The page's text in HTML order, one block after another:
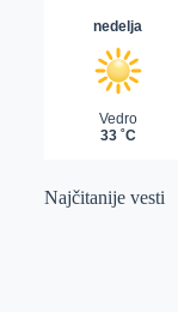
Najčitanije vesti